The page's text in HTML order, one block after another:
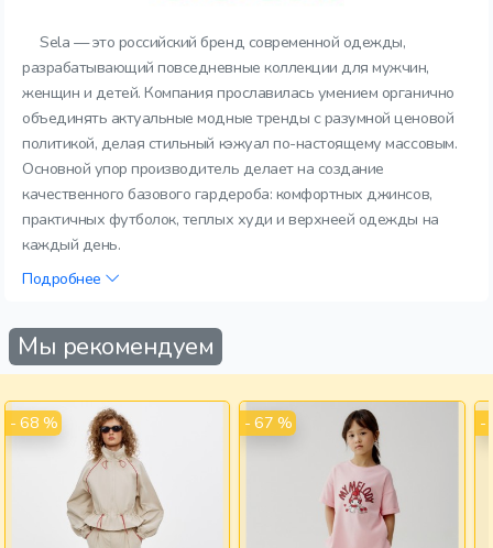
Sela — это российский бренд современной одежды,
разрабатывающий повседневные коллекции для мужчин,
женщин и детей. Компания прославилась умением органично
объединять актуальные модные тренды с разумной ценовой
политикой, делая стильный кэжуал по-настоящему массовым.
Основной упор производитель делает на создание
качественного базового гардероба: комфортных джинсов,
практичных футболок, теплых худи и верхнеей одежды на
каждый день.
Подробнее
Мы рекомендуем
- 68 % - 67 % -